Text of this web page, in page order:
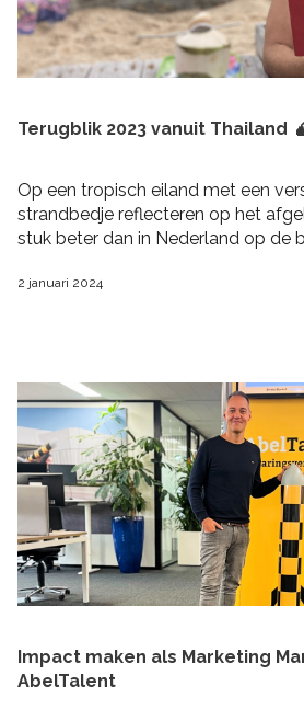
Terugblik 2023 vanuit Thailand
Op een tropisch eiland met een
strandbedje reflecteren op het
stuk beter dan in Nederland op de
fijn jaar aan rijke ervaringen,
2 januari 2024
Impact maken als Marketing
AbelTalent